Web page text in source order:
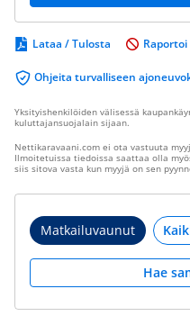
Lataa / Tulosta
Ohjeita turvalliseen
Raportoi
Yksityishenkilöiden välisessä
kuluttajansuojalain sijaan.
Nettikaravaani.com ei ota vastuuta
Ilmoitetuissa tiedoissa saattaa olla
siis sitova vasta kun myyjä on sen
Matkailuvaunut
Hae